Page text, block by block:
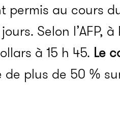
permis au cours
Selon l’AFP,
à 15 h 45. Le
plus de 50 %